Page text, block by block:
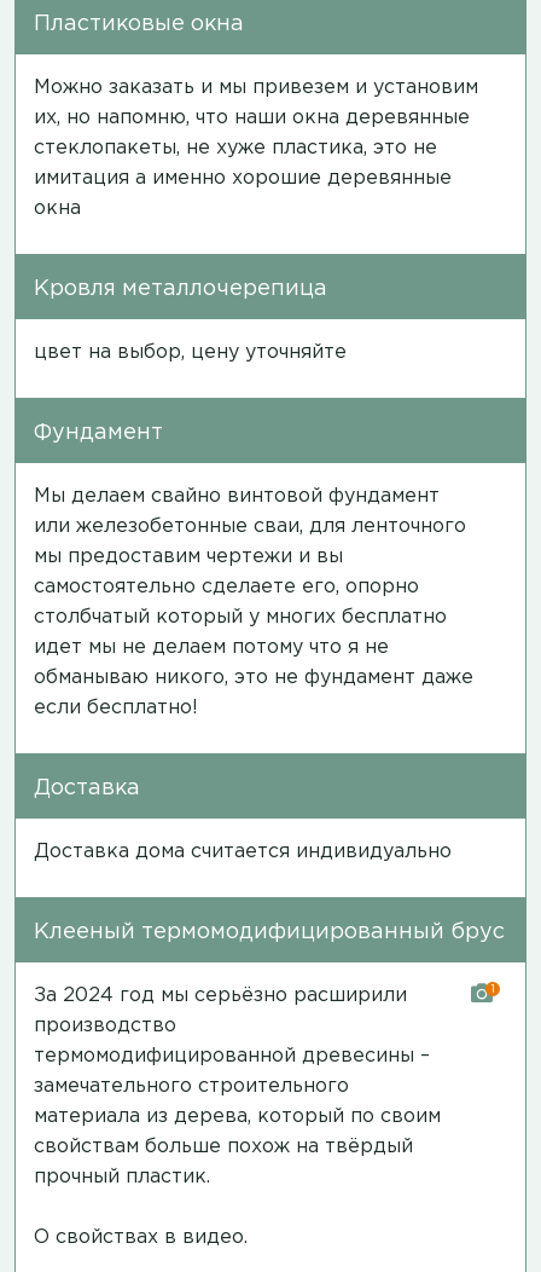
Пластиковые окна
Можно заказать и мы привезем и установим
их, но напомню, что наши окна деревянные
стеклопакеты, не хуже пластика, это не
имитация а именно хорошие деревянные
окна
Кровля металлочерепица
цвет на выбор, цену уточняйте
Фундамент
Мы делаем свайно винтовой фундамент
или железобетонные сваи, для ленточного
мы предоставим чертежи и вы
самостоятельно сделаете его, опорно
столбчатый который у многих бесплатно
идет мы не делаем потому что я не
обманываю никого, это не фундамент даже
если бесплатно!
Доставка
Доставка дома считается индивидуально
Клееный термомодифицированный брус
За 2024 год мы серьёзно расширили
производство
термомодифицированной древесины –
замечательного строительного
материала из дерева, который по своим
свойствам больше похож на твёрдый
прочный пластик.
О свойствах в видео.
1